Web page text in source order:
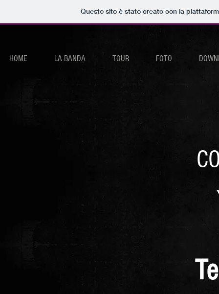
Questo sito è stato creato con la
HOME LA BANDA TOUR FOTO